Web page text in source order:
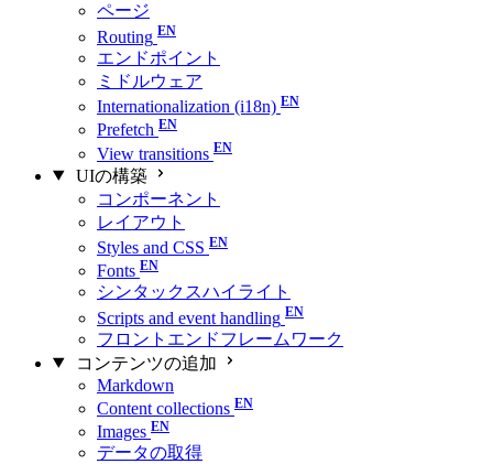
ページ
Routing
エンドポイント
ミドルウェア
Internationalization (i18n)
Prefetch
View transitions
UIの構築
コンポーネント
レイアウト
Styles and CSS
Fonts
シンタックスハイライト
Scripts and event handling
フロントエンドフレームワーク
コンテンツの追加
Markdown
Content collections
Images
データの取得